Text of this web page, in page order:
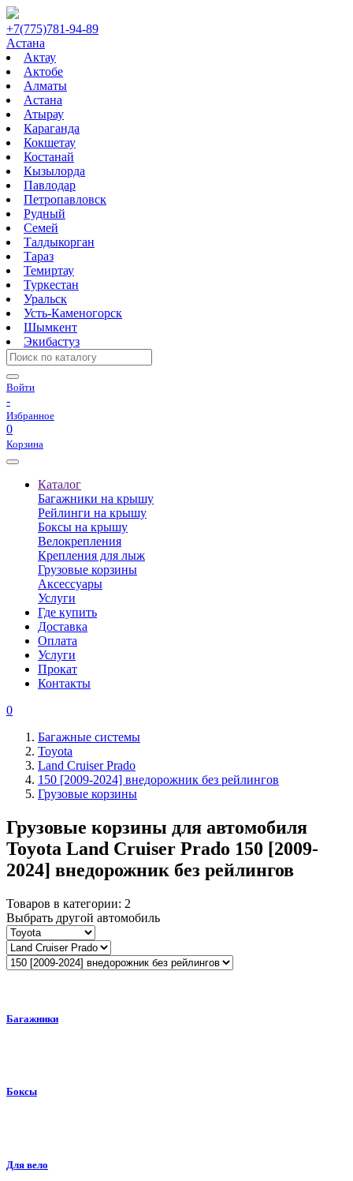
+7(775)781-94-89
Астана
Актау
Актобе
Алматы
Астана
Атырау
Караганда
Кокшетау
Костанай
Кызылорда
Павлодар
Петропавловск
Рудный
Семей
Талдыкорган
Тараз
Темиртау
Туркестан
Уральск
Усть-Каменогорск
Шымкент
Экибастуз
Войти
-
Избранное
0
Корзина
Каталог
Багажники на крышу
Рейлинги на крышу
Боксы на крышу
Велокрепления
Крепления для лыж
Грузовые корзины
Аксессуары
Услуги
Где купить
Доставка
Оплата
Услуги
Прокат
Контакты
0
Багажные системы
Toyota
Land Cruiser Prado
150 [2009-2024] внедорожник без рейлингов
Грузовые корзины
Грузовые корзины для автомобиля
Toyota Land Cruiser Prado 150 [2009-
2024] внедорожник без рейлингов
Товаров в категории: 2
Выбрать другой автомобиль
Багажники
Боксы
Для вело